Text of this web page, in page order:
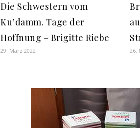
Die Schwestern vom
Ku’damm. Tage der
Hoffnung – Brigitte Riebe
29. März 2022 26.